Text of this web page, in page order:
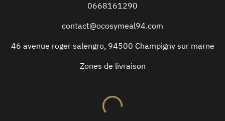
0668161290
contact@ocosymeal94.com
46 avenue roger salengro, 94500 Champigny sur marne
Zones de livraison